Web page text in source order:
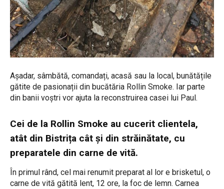
Așadar, sâmbătă, comandați, acasă sau la local, bunătățile
gătite de pasionații din bucătăria Rollin Smoke. Iar parte
din banii voștri vor ajuta la reconstruirea casei lui Paul.
Cei de la Rollin Smoke au cucerit clientela,
atât din Bistrița cât și din străinătate, cu
preparatele din carne de vită.
În primul rând, cel mai renumit preparat al lor e brisketul, o
carne de vită gătită lent, 12 ore, la foc de lemn. Carnea